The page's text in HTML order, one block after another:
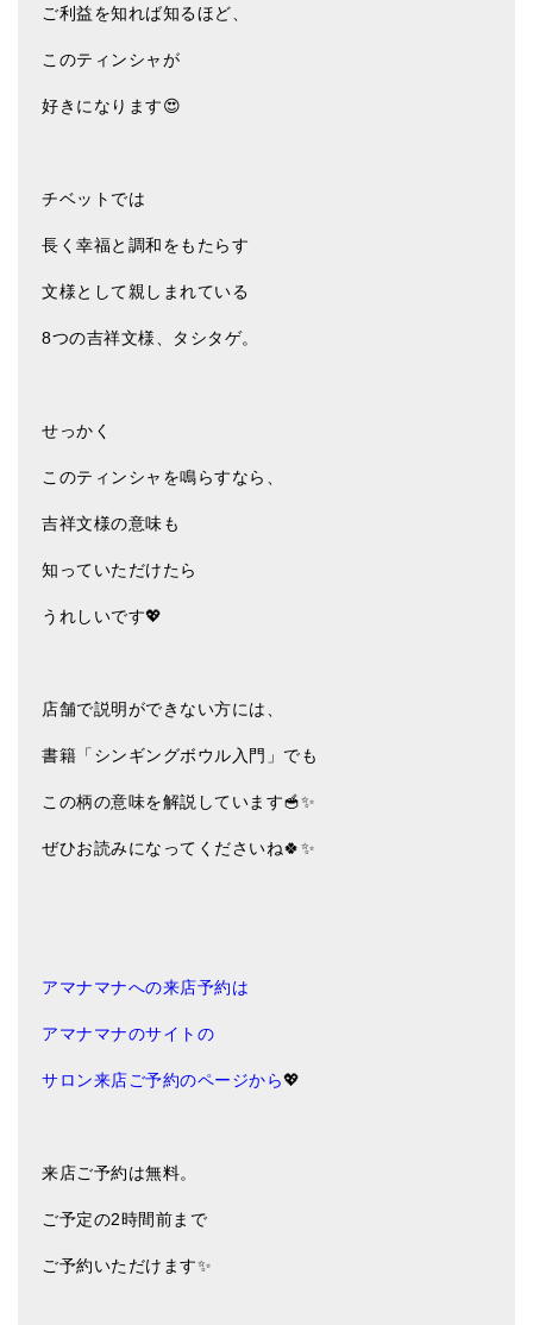
ご利益を知れば知るほど、
このティンシャが
好きになります😍
チベットでは
長く幸福と調和をもたらす
文様として親しまれている
8つの吉祥文様、タシタゲ。
せっかく
このティンシャを鳴らすなら、
吉祥文様の意味も
知っていただけたら
うれしいです💖
店舗で説明ができない方には、
書籍「シンギングボウル入門」でも
この柄の意味を解説しています🥣✨
ぜひお読みになってくださいね🍀✨
アマナマナへの来店予約は
アマナマナのサイトの
サロン来店ご予約のページから💖
来店ご予約は無料。
ご予定の2時間前まで
ご予約いただけます✨